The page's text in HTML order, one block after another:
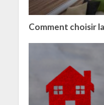
Comment choisir